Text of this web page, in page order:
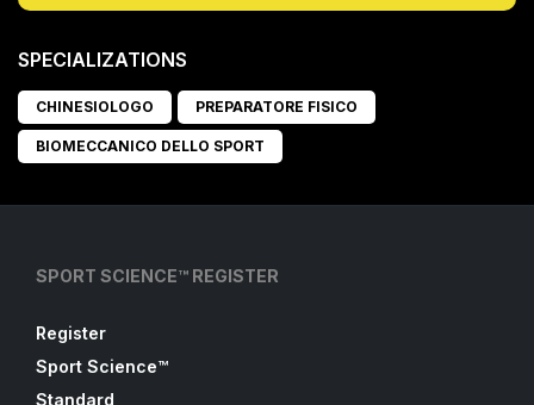
SPECIALIZATIONS
CHINESIOLOGO PREPARATORE FISICO
BIOMECCANICO DELLO SPORT
SPORT SCIENCE™ REGISTER
Register
Sport Science™
Standard